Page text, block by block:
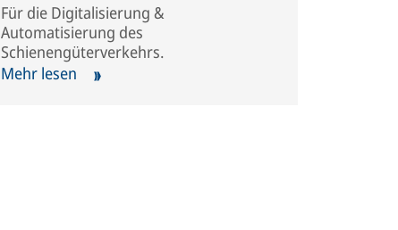
Für die Digitalisierung &
Automatisierung des
Schienengüterverkehrs.
Mehr lesen